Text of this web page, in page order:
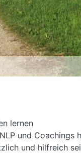
lernen
und Coachings
und hilfreich